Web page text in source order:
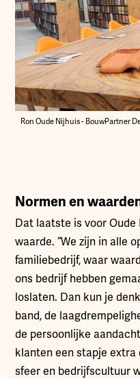
Ron Oude Nijhuis - BouwPartner
Normen en
Dat laatste is voor
waarde. “We zijn in alle
familiebedrijf, waar
ons bedrijf hebben
loslaten. Dan kun je
band, de
de persoonlijke
klanten een stapje extra
sfeer en bedrijfscultuur